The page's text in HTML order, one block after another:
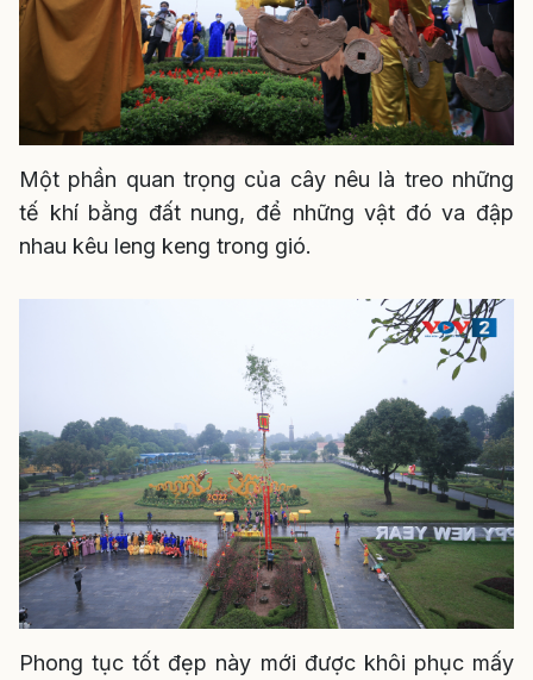
Một phần quan trọng của cây nêu là treo những
tế khí bằng đất nung, để những vật đó va đập
nhau kêu leng keng trong gió.
Phong tục tốt đẹp này mới được khôi phục mấy